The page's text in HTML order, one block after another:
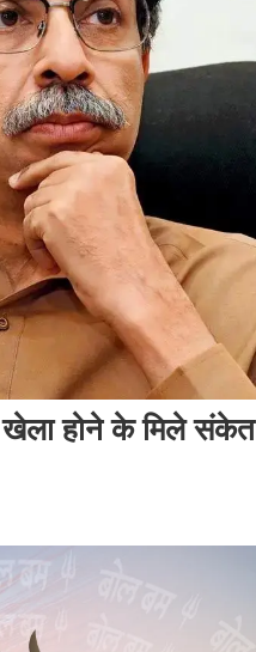
खेला होने के मिले संकेत